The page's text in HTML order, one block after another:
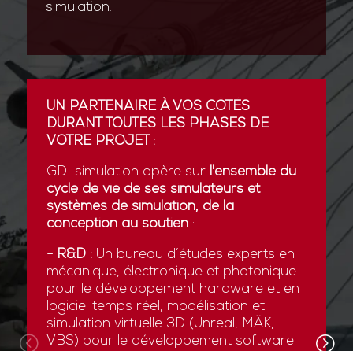
simulation.
UN PARTENAIRE À VOS CÔTÉS
DURANT TOUTES LES PHASES DE
VOTRE PROJET :
GDI simulation opère sur l'ensemble du
cycle de vie de ses simulateurs et
systèmes de simulation, de la
conception au soutien:
- R&D :Un bureau d’études experts en
mécanique, électronique et photonique
pour le développement hardware et en
logiciel temps réel, modélisation et
simulation virtuelle 3D (Unreal, MÄK,
VBS) pour le développement software.